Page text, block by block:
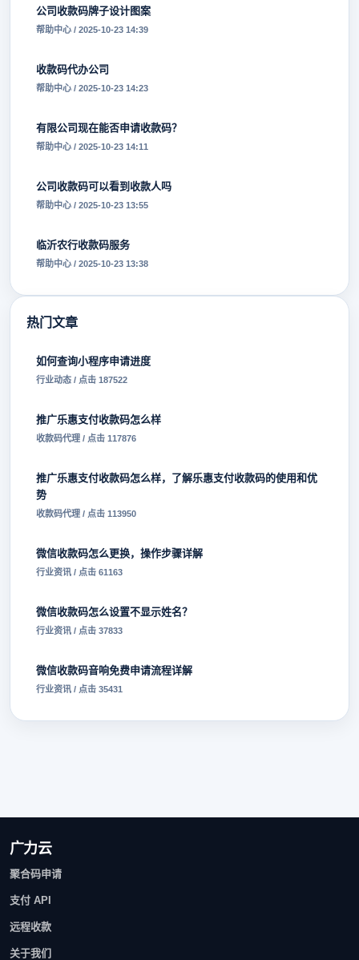
公司收款码牌子设计图案
帮助中心 / 2025-10-23 14:39
收款码代办公司
帮助中心 / 2025-10-23 14:23
有限公司现在能否申请收款码？
帮助中心 / 2025-10-23 14:11
公司收款码可以看到收款人吗
帮助中心 / 2025-10-23 13:55
临沂农行收款码服务
帮助中心 / 2025-10-23 13:38
热门文章
如何查询小程序申请进度
行业动态 / 点击 187522
推广乐惠支付收款码怎么样
收款码代理 / 点击 117876
推广乐惠支付收款码怎么样，了解乐惠支付收款码的使用和优
势
收款码代理 / 点击 113950
微信收款码怎么更换，操作步骤详解
行业资讯 / 点击 61163
微信收款码怎么设置不显示姓名？
行业资讯 / 点击 37833
微信收款码音响免费申请流程详解
行业资讯 / 点击 35431
广力云
聚合码申请
支付 API
远程收款
关于我们